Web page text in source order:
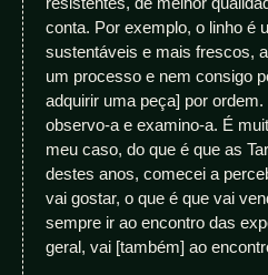
conta. Por exemplo, o linho é
sustentáveis e mais frescos,
um processo e nem consigo
adquirir uma peça] por
observo-a e examino-a. É
meu caso, do que é que as
destes anos, comecei a
vai gostar, o que é que vai
sempre ir ao encontro das
geral, vai [também] ao